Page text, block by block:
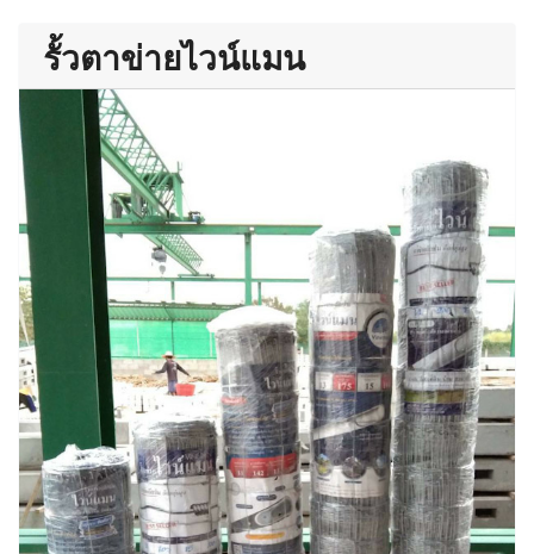
รั้วตาข่ายไวน์แมน